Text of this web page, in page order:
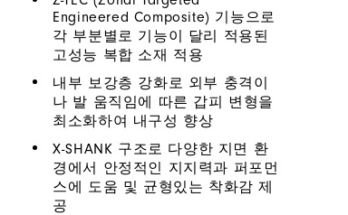
Engineered Composite) 기능으로
각 부분별로 기능이 달리 적용된
고성능 복합 소재 적용
내부 보강층 강화로 외부 충격이
나 발 움직임에 따른 갑피 변형을
최소화하여 내구성 향상
X-SHANK 구조로 다양한 지면 환
경에서 안정적인 지지력과 퍼포먼
스에 도움 및 균형있는 착화감 제
공